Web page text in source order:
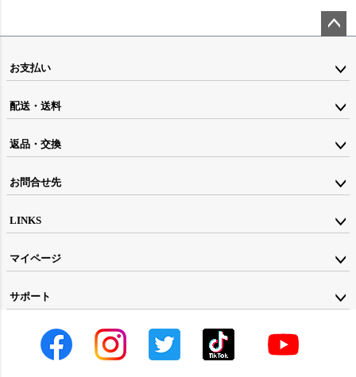
ジト
お支払い
配送・送料
返品・交換
お問合せ先
LINKS
マイページ
サポート